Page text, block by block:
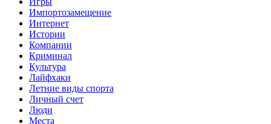
Импортозамещение
Интернет
Истории
Компании
Криминал
Культура
Лайфхаки
Летние виды спорта
Личный счет
Люди
Места